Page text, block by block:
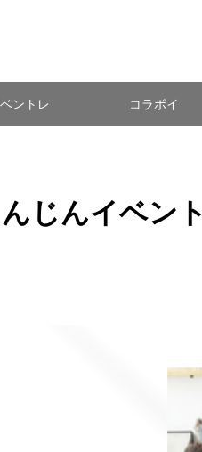
ントレ コラボイ
じんイベント